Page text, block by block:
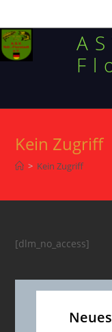
Kein Zugriff
> Kein Zugriff
[dlm_no_access]